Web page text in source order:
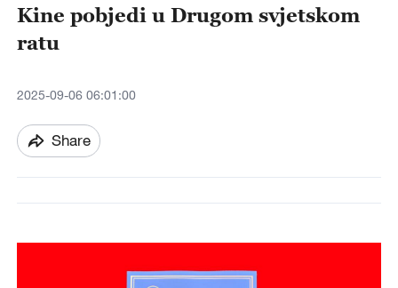
Kine pobjedi u Drugom svjetskom
ratu
2025-09-06 06:01:00
Share